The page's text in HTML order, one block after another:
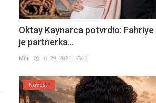
Oktay Kaynarca potvrdio: Fahriye
je partnerka...
Milt Jul 29, 2026 0
Novosti